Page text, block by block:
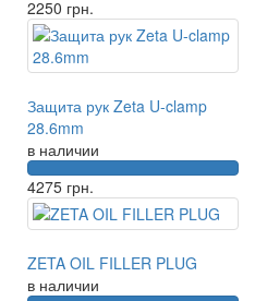
2250 грн.
Защита рук Zeta U-clamp
28.6mm
в наличии
4275 грн.
ZETA OIL FILLER PLUG
в наличии